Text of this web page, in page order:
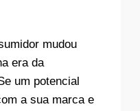
mudou
era da
um potencial
a sua marca e